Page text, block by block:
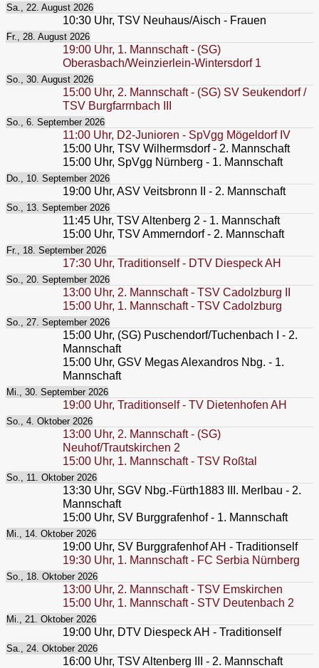
Sa., 22. August 2026
10:30 Uhr, TSV Neuhaus/Aisch - Frauen
Fr., 28. August 2026
19:00 Uhr, 1. Mannschaft - (SG)
Oberasbach/Weinzierlein-Wintersdorf 1
So., 30. August 2026
15:00 Uhr, 2. Mannschaft - (SG) SV Seukendorf /
TSV Burgfarrnbach III
So., 6. September 2026
11:00 Uhr, D2-Junioren - SpVgg Mögeldorf IV
15:00 Uhr, TSV Wilhermsdorf - 2. Mannschaft
15:00 Uhr, SpVgg Nürnberg - 1. Mannschaft
Do., 10. September 2026
19:00 Uhr, ASV Veitsbronn II - 2. Mannschaft
So., 13. September 2026
11:45 Uhr, TSV Altenberg 2 - 1. Mannschaft
15:00 Uhr, TSV Ammerndorf - 2. Mannschaft
Fr., 18. September 2026
17:30 Uhr, Traditionself - DTV Diespeck AH
So., 20. September 2026
13:00 Uhr, 2. Mannschaft - TSV Cadolzburg II
15:00 Uhr, 1. Mannschaft - TSV Cadolzburg
So., 27. September 2026
15:00 Uhr, (SG) Puschendorf/Tuchenbach I - 2.
Mannschaft
15:00 Uhr, GSV Megas Alexandros Nbg. - 1.
Mannschaft
Mi., 30. September 2026
19:00 Uhr, Traditionself - TV Dietenhofen AH
So., 4. Oktober 2026
13:00 Uhr, 2. Mannschaft - (SG)
Neuhof/Trautskirchen 2
15:00 Uhr, 1. Mannschaft - TSV Roßtal
So., 11. Oktober 2026
13:30 Uhr, SGV Nbg.-Fürth1883 III. Merlbau - 2.
Mannschaft
15:00 Uhr, SV Burggrafenhof - 1. Mannschaft
Mi., 14. Oktober 2026
19:00 Uhr, SV Burggrafenhof AH - Traditionself
19:30 Uhr, 1. Mannschaft - FC Serbia Nürnberg
So., 18. Oktober 2026
13:00 Uhr, 2. Mannschaft - TSV Emskirchen
15:00 Uhr, 1. Mannschaft - STV Deutenbach 2
Mi., 21. Oktober 2026
19:00 Uhr, DTV Diespeck AH - Traditionself
Sa., 24. Oktober 2026
16:00 Uhr, TSV Altenberg III - 2. Mannschaft